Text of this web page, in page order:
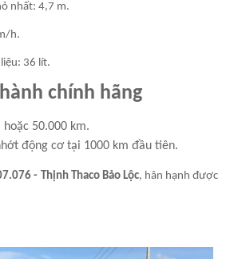
nhất: 4,7 m.
h.
36 lít.
chính hãng
hoặc 50.000 km.
động cơ tại 1000 km đầu tiên.
- Thịnh Thaco Bảo Lộc, hân hạnh được